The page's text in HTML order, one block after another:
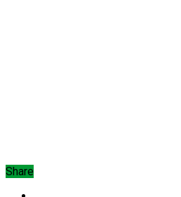
Share